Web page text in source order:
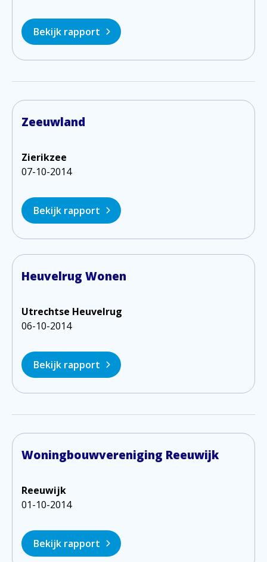
Bekijk rapport
Zeeuwland
Zierikzee
07-10-2014
Bekijk rapport
Heuvelrug Wonen
Utrechtse Heuvelrug
06-10-2014
Bekijk rapport
Woningbouwvereniging Reeuwijk
Reeuwijk
01-10-2014
Bekijk rapport